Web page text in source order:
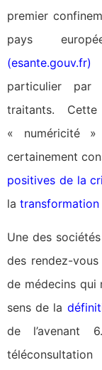
premier
pays
(esante.gouv.fr)
particulier par
traitants.
« numéricité »
certainement
positives de la
la transformation
Une des
des rendez-
de médecins qui
sens de la
de l’avenant 6.